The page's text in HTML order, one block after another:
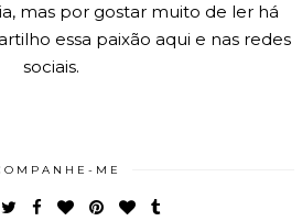
mas por gostar muito de ler há
essa paixão aqui e nas redes
sociais.
ME